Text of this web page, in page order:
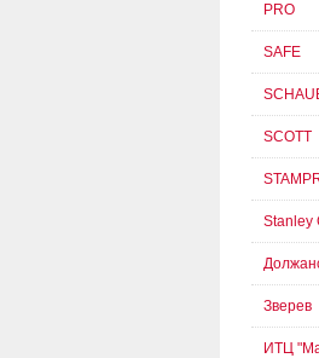
PRO
SAFE
SCOTT
Stanley
Зверев
ИТЦ